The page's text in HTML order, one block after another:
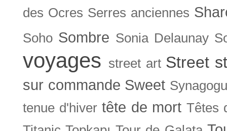
des Ocres Serres anciennes
Soho Sombre Sonia Delaunay
voyages street art Street
sur commande Sweet
tenue d'hiver tête de mort Têtes